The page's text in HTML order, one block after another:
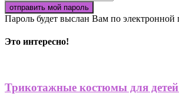
Пароль будет выслан Вам по электронной
Это интересно!
Трикотажные костюмы для